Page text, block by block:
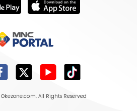
Okezone.com, All Rights Reserved